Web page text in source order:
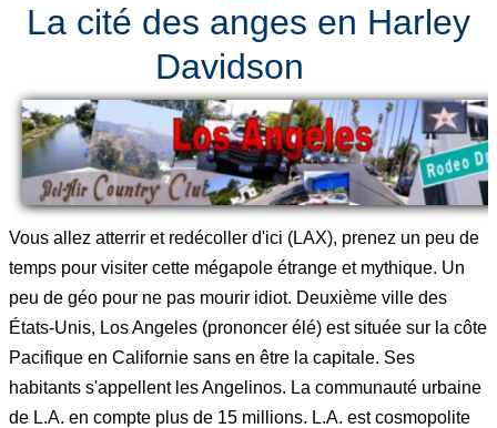
USA
Divers
La cité des anges en Harley
Davidson
Vous allez atterrir et redécoller d'ici (LAX), prenez un peu de
temps pour visiter cette mégapole étrange et mythique. Un
peu de géo pour ne pas mourir idiot. Deuxième ville des
États-Unis, Los Angeles (prononcer élé) est située sur la côte
Pacifique en Californie sans en être la capitale. Ses
habitants s'appellent les Angelinos. La communauté urbaine
de L.A. en compte plus de 15 millions. L.A. est cosmopolite